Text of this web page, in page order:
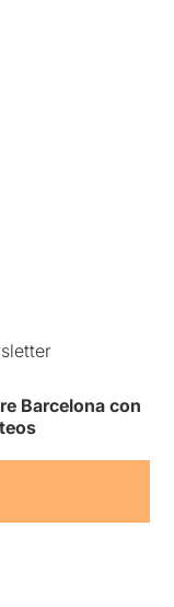
Barcelona con